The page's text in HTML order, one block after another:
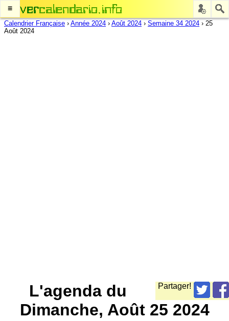
≡
Calendrier Française › Année 2024 › Août 2024 › Semaine 34 2024 › 25
Août 2024
Partager!
L'agenda du
Dimanche, Août 25 2024